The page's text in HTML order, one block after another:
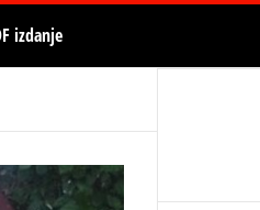
izdanje